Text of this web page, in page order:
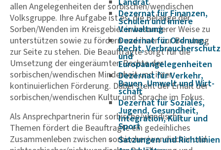
Dezernat für Finanzen,
Schulen und innere
Verwaltung
Dezernat für Ordnung,
Recht, Verbraucherschutz
und
Europaangelegenheiten
Dezernat für Verkehr,
Bauen, Umwelt und Wirt­
schaft
Dezernat für Soziales,
Jugend, Gesundheit,
Integration, Kultur und
Sport
Satzungen und Richtlinien
allen Angelegenheiten der sorbischen/wendischen
Volksgruppe. Ihre Aufgabe ist es, die Belange der
Sorben/Wenden im Kreisgebiet in besonderer Weise zu
unterstützen sowie zu fördern und ihnen zur Beratung
zur Seite zu stehen. Die Beauftragte sorgt für die
Umsetzung der eingeräumten Rechte der
sorbischen/wendischen Minderheit und ihrer
kontinuierlichen Förderung. Dabei steht der Erhalt der
sorbischen/wendischen Kultur und Sprache im Fokus.
Als Ansprechpartnerin für sorbische/wendische
Themen fördert die Beauftragte ein gedeihliches
Zusammenleben zwischen sorbischer/wendischer und